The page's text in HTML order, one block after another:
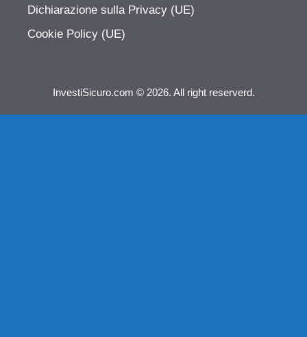
Dichiarazione sulla Privacy (UE)
Cookie Policy (UE)
InvestiSicuro.com © 2026. All right reserverd.